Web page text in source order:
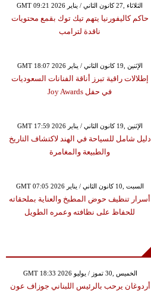
GMT 09:21 2026 الثلاثاء ,27 كانون الثاني / يناير
حاكم كاليفورنيا يتهم تيك توك بقمع محتويات
ناقدة لترامب
GMT 18:07 2026 الإثنين ,19 كانون الثاني / يناير
إطلالات راقية تبرز أناقة الفنانات السعوديات
في حفل Joy Awards
GMT 17:59 2026 الإثنين ,19 كانون الثاني / يناير
دليل شامل للسياحة في الهند لاكتشاف التاريخ
والطبيعة والمغامرة
GMT 07:05 2026 السبت ,10 كانون الثاني / يناير
أسرار تنظيف حوض المطبخ والعناية بملحقاته
للحفاظ على نظافته وعمره الطويل
GMT 18:33 2026 الخميس ,30 تموز / يوليو
أردوغان يرحب بالرئيس اللبناني جوزاف عون